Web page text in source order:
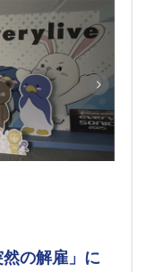
の解雇」に